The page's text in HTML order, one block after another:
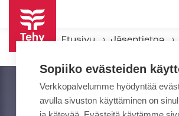
Hyppää
pääsisältöön
Etusivu
Jäsentietoa
Sopiiko evästeiden
Verkkopalvelumme hyödyntää
avulla sivuston käyttäminen on